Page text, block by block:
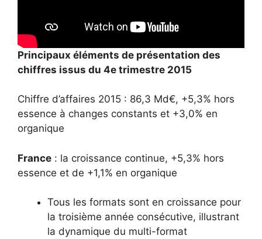
Principaux éléments de présentation des
chiffres issus du 4e trimestre 2015
Chiffre d’affaires 2015 : 86,3 Md€, +5,3% hors
essence à changes constants et +3,0% en
organique
France : la croissance continue, +5,3% hors
essence et de +1,1% en organique
Tous les formats sont en croissance pour
la troisième année consécutive, illustrant
la dynamique du multi-format